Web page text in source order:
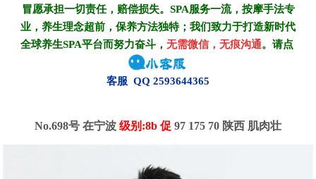
冒愿承担一切责任，赔偿损失。SPA服务一流，按摩手法专
业，养生理念超前，保养方法独特；我们致力于打造新时代
全球养生SPA平台而努力奋斗， 无需微信，无痕沟通。请点
客服 QQ 2593644365
No.698号 在宁波 级别:8b 促 97 175 70 陕西 肌肉壮